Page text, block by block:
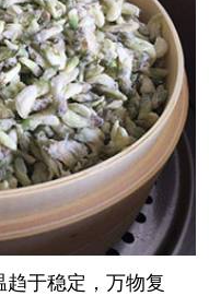
于稳定，万物复